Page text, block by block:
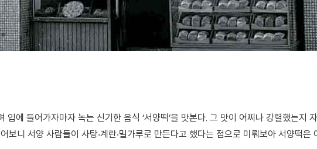
에 들어가자마자 녹는 신기한 음식 ‘서양떡’을 맛본다. 그 맛이 어찌나 강렬했는지 자
니 서양 사람들이 사탕‧계란‧밀가루로 만든다고 했다는 점으로 미뤄보아 서양떡은